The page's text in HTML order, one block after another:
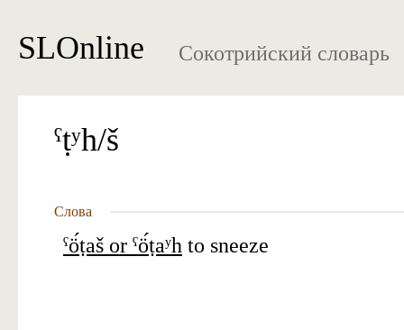
SLOnline Сокотрийский словарь
ˁṭʸh/š
Слова
ˁö́ṭaš or ˁö́ṭaʸh to sneeze